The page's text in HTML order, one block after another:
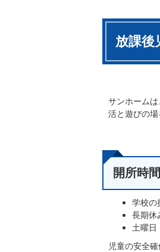
放課後
サンホーム
活と遊びの場
開所時間
学校の
長期休
土曜日
児童の安全